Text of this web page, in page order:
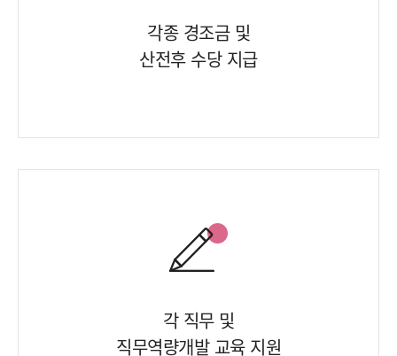
각종 경조금 및
산전후 수당 지급
각 직무 및
직무역량개발 교육 지원